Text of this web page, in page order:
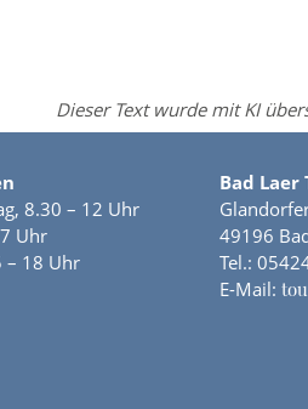
Dieser Text wurde mit KI
8.30 – 12 Uhr
Uhr
– 18 Uhr
Bad Laer
49196
Tel.:
E-Mail: